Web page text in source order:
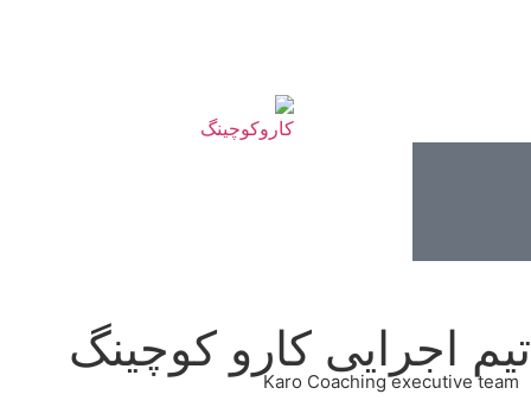
اجرایی کارو کوچینگ
Karo Coaching executive team